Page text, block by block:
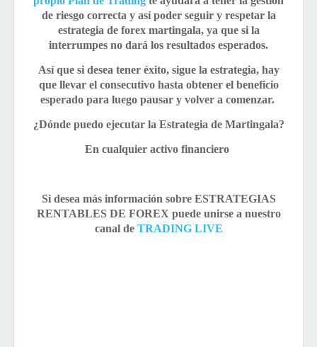
de riesgo correcta y así poder seguir y respetar la
estrategia de forex martingala, ya que si la
interrumpes no dará los resultados esperados.
Así que si desea tener éxito, sigue la estrategia, hay
que llevar el consecutivo hasta obtener el beneficio
esperado para luego pausar y volver a comenzar.
¿Dónde puedo ejecutar la Estrategia de Martingala?
En cualquier activo financiero
Si desea más información sobre ESTRATEGIAS
RENTABLES DE FOREX puede unirse a nuestro
canal de TRADING LIVE